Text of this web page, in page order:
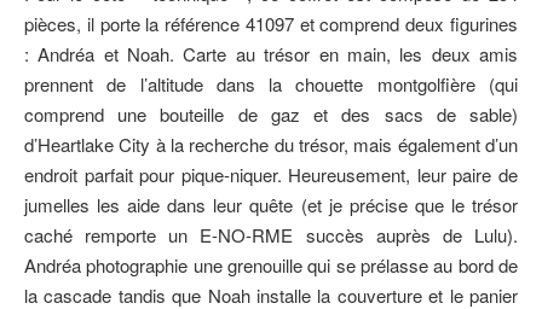
pièces, il porte la référence 41097 et comprend deux figurines
: Andréa et Noah. Carte au trésor en main, les deux amis
prennent de l’altitude dans la chouette montgolfière (qui
comprend une bouteille de gaz et des sacs de sable)
d’Heartlake City à la recherche du trésor, mais également d’un
endroit parfait pour pique-niquer. Heureusement, leur paire de
jumelles les aide dans leur quête (et je précise que le trésor
caché remporte un E-NO-RME succès auprès de Lulu).
Andréa photographie une grenouille qui se prélasse au bord de
la cascade tandis que Noah installe la couverture et le panier